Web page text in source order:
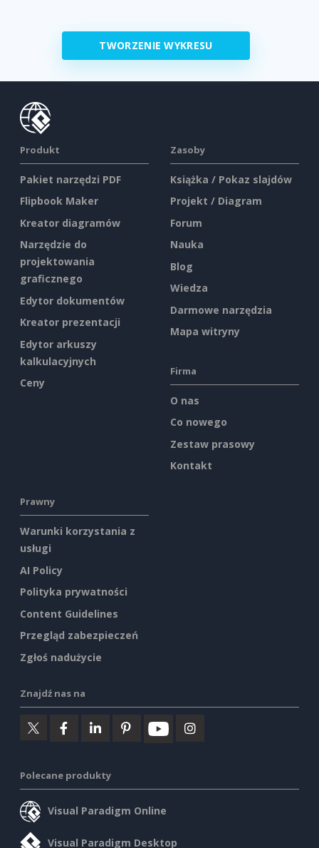
TWORZENIE WYKRESU
Produkt
Pakiet narzędzi PDF
Flipbook Maker
Kreator diagramów
Narzędzie do
projektowania
graficznego
Edytor dokumentów
Kreator prezentacji
Edytor arkuszy
kalkulacyjnych
Ceny
Zasoby
Książka / Pokaz slajdów
Projekt / Diagram
Forum
Nauka
Blog
Wiedza
Darmowe narzędzia
Mapa witryny
Firma
O nas
Co nowego
Zestaw prasowy
Kontakt
Prawny
Warunki korzystania z
usługi
AI Policy
Polityka prywatności
Content Guidelines
Przegląd zabezpieczeń
Zgłoś nadużycie
Znajdź nas na
Polecane produkty
Visual Paradigm Online
Visual Paradigm Desktop